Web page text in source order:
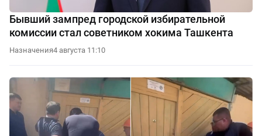
Бывший зампред городской избирательной
комиссии стал советником хокима Ташкента
Назначения4 августа 11:10